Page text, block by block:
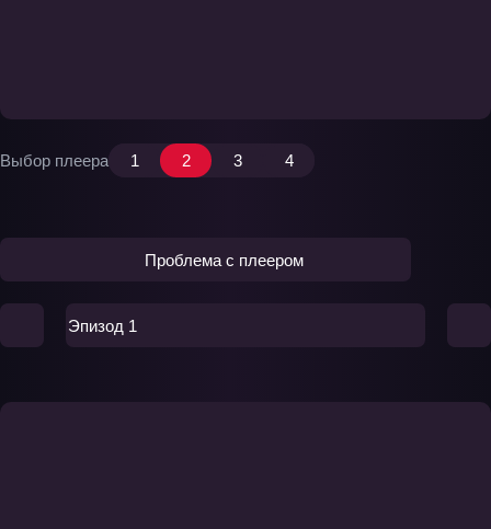
Выбор плеера 1 2 3 4
Проблема с плеером
Эпизод 1